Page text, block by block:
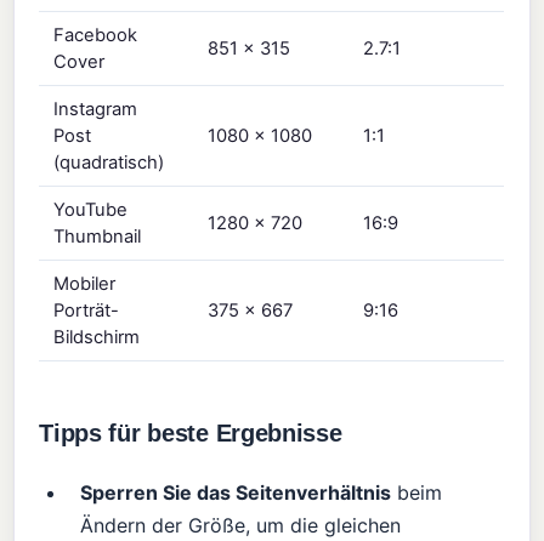
Facebook
Cover
851 × 315 2.7:1
Instagram
Post
(quadratisch)
1080 × 1080 1:1
YouTube
Thumbnail
1280 × 720 16:9
Mobiler
Porträt-
Bildschirm
375 × 667 9:16
Tipps für beste Ergebnisse
Sperren Sie das Seitenverhältnis beim
Ändern der Größe, um die gleichen